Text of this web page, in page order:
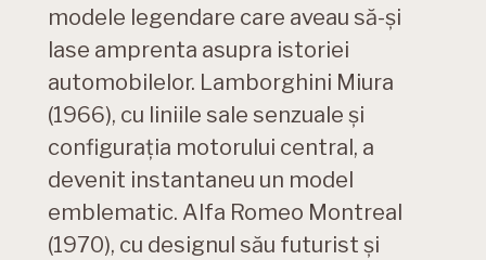
modele legendare care aveau să-și
lase amprenta asupra istoriei
automobilelor. Lamborghini Miura
(1966), cu liniile sale senzuale și
configurația motorului central, a
devenit instantaneu un model
emblematic. Alfa Romeo Montreal
(1970), cu designul său futurist și